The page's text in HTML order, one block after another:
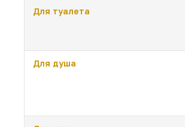
Для туалета
Для душа